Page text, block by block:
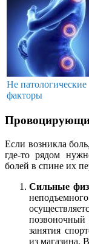
Не патологические
факторы
Если возникла
где-то рядом
болей в спине их
Сильные
позвоночный
занятия
из магазина.